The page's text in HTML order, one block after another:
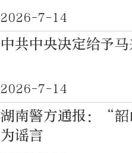
2026-7-14
中共中央决定给予
2026-7-14
湖南警方通报：“韶
为谣言